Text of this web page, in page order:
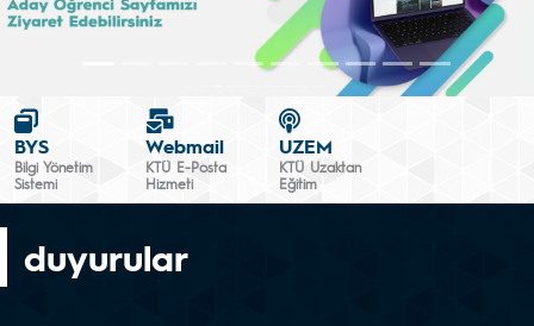
BYS
Bilgi Yönetim
Sistemi
Webmail
KTÜ E-Posta
Hizmeti
UZEM
KTÜ Uzaktan
Eğitim
duyurular